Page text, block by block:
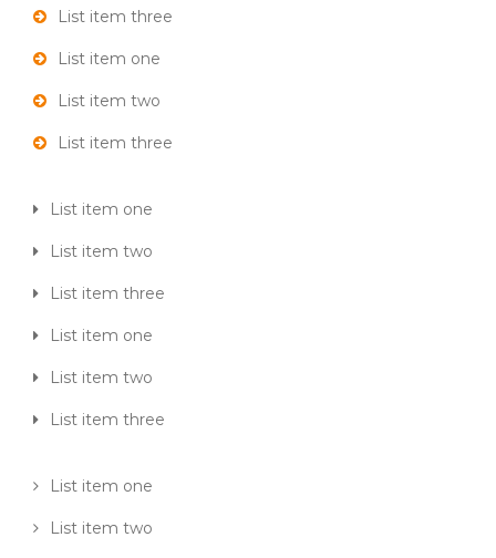
List item three
List item one
List item two
List item three
List item one
List item two
List item three
List item one
List item two
List item three
List item one
List item two